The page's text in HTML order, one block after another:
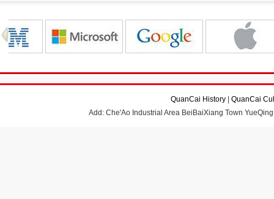
QuanCai History
QuanCai
Add: Che'Ao Industrial Area BeiBaiXiang Town